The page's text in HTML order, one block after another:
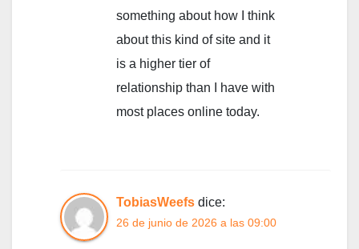
something about how I think
about this kind of site and it
is a higher tier of
relationship than I have with
most places online today.
TobiasWeefs dice:
26 de junio de 2026 a las 09:00